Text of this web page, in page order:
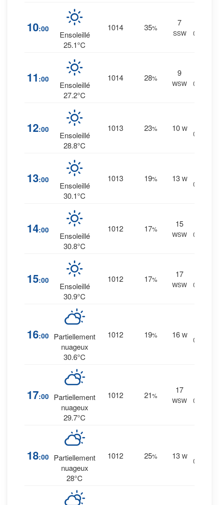
10:00
Ensoleillé
25.1°C
1014 35%
7
SSW
0 mm.
11 :00
Ensoleillé
27.2°C
1014 28%
9
WSW
0 mm.
12:00
Ensoleillé
28.8°C
1013 23% 10 W
0 mm.
13:00
Ensoleillé
30.1°C
1013 19% 13 W
0 mm.
14:00
Ensoleillé
30.8°C
1012 17%
15
WSW
0 mm.
15:00
Ensoleillé
30.9°C
1012 17%
17
WSW
0 mm.
16:00 Partiellement
nuageux
30.6°C
1012 19% 16 W
0 mm.
17:00 Partiellement
nuageux
29.7°C
1012 21%
17
WSW
0 mm.
18:00 Partiellement
nuageux
28°C
1012 25% 13 W
0 mm.